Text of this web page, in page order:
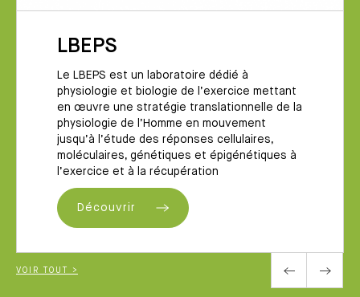
LBEPS
Le LBEPS est un laboratoire dédié à
physiologie et biologie de l’exercice mettant
en œuvre une stratégie translationnelle de la
physiologie de l’Homme en mouvement
jusqu’à l’étude des réponses cellulaires,
moléculaires, génétiques et épigénétiques à
l’exercice et à la récupération
Découvrir
VOIR TOUT >